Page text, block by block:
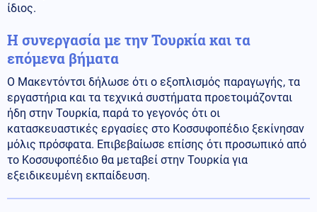
ίδιος.
Η συνεργασία με την Τουρκία και τα
επόμενα βήματα
Ο Μακεντόντσι δήλωσε ότι ο εξοπλισμός παραγωγής, τα
εργαστήρια και τα τεχνικά συστήματα προετοιμάζονται
ήδη στην Τουρκία, παρά το γεγονός ότι οι
κατασκευαστικές εργασίες στο Κοσσυφοπέδιο ξεκίνησαν
μόλις πρόσφατα. Επιβεβαίωσε επίσης ότι προσωπικό από
το Κοσσυφοπέδιο θα μεταβεί στην Τουρκία για
εξειδικευμένη εκπαίδευση.